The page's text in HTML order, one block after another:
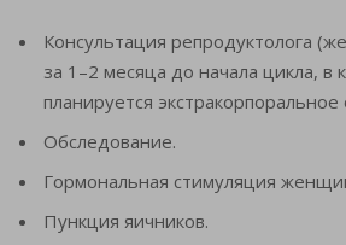
Консультация репродуктолога
за 1–2 месяца до начала цикла, в
планируется
Обследование.
Гормональная стимуляция
Пункция яичников.